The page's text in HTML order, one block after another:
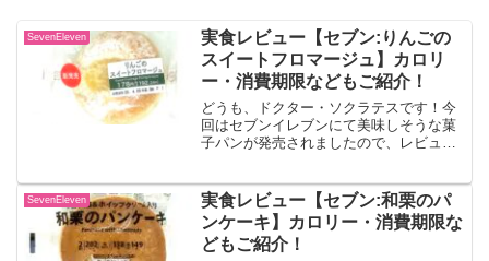
SevenEleven
実食レビュー【セブン:りんごの
スイートフロマージュ】カロリ
ー・消費期限などもご紹介！
どうも、ドクター・ソクラテスです！今
回はセブンイレブンにて美味しそうな菓
子パンが発売されましたので、レビュー
んごを組み合わせ、ふんわりソフトな生
地で包み込んだ菓子パンで...
SevenEleven
実食レビュー【セブン:和栗のパ
ンケーキ】カロリー・消費期限な
どもご紹介！